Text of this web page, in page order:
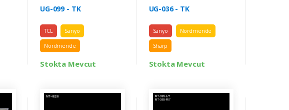
UG-099 - TK
TCL Sanyo
Nordmende
Stokta Mevcut
UG-036 - TK
Sanyo Nordmende
Sharp
Stokta Mevcut